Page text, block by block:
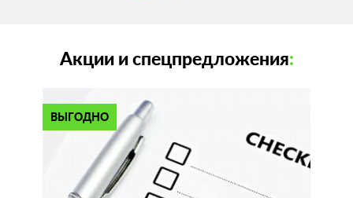
Акции и спецпредложения:
ВЫГОДНО